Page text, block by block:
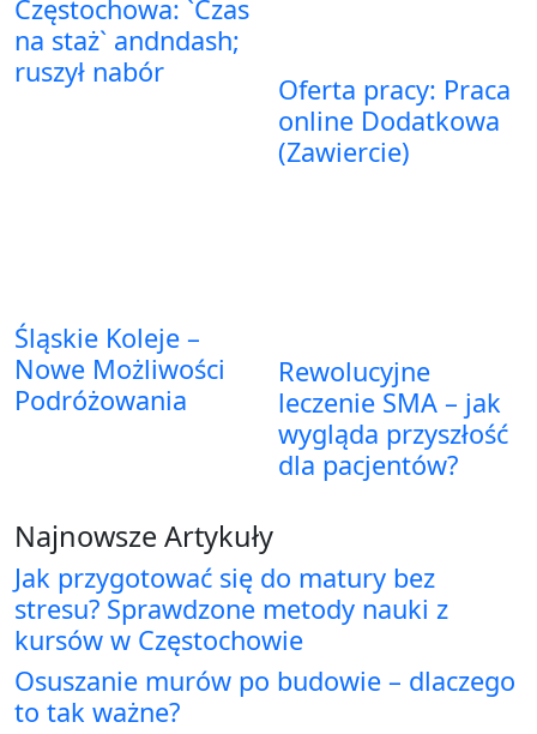
Częstochowa: `Czas
na staż` andndash;
ruszył nabór
Oferta pracy: Praca
online Dodatkowa
(Zawiercie)
Śląskie Koleje –
Nowe Możliwości
Podróżowania
Rewolucyjne
leczenie SMA – jak
wygląda przyszłość
dla pacjentów?
Najnowsze Artykuły
Jak przygotować się do matury bez
stresu? Sprawdzone metody nauki z
kursów w Częstochowie
Osuszanie murów po budowie – dlaczego
to tak ważne?